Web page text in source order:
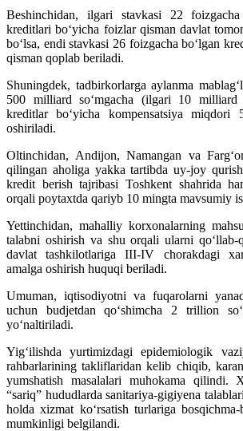
Beshinchidan, ilgari stavkasi 22 foizgacha
kreditlari bo‘yicha foizlar qisman davlat
bo‘lsa, endi stavkasi 26 foizgacha bo‘lgan
qisman qoplab beriladi.
Shuningdek, tadbirkorlarga aylanma
500 milliard so‘mgacha (ilgari 10 milliard
kreditlar bo‘yicha kompensatsiya
oshiriladi.
Oltinchidan, Andijon, Namangan va
qilingan aholiga yakka tartibda uy-joy
kredit berish tajribasi Toshkent shahrida
orqali poytaxtda qariyb 10 mingta mavsumiy
Yettinchidan, mahalliy korxonalarning
talabni oshirish va shu orqali ularni qo‘llab-
davlat tashkilotlariga III-IV chorakdagi
amalga oshirish huquqi beriladi.
Umuman, iqtisodiyotni va fuqarolarni
uchun budjetdan qo‘shimcha 2 trillion
yo‘naltiriladi.
Yig‘ilishda yurtimizdagi epidemiologik
rahbarlarining takliflaridan kelib chiqib,
yumshatish masalalari muhokama qilindi.
“sariq” hududlarda sanitariya-gigiyena
holda xizmat ko‘rsatish turlariga
mumkinligi belgilandi.